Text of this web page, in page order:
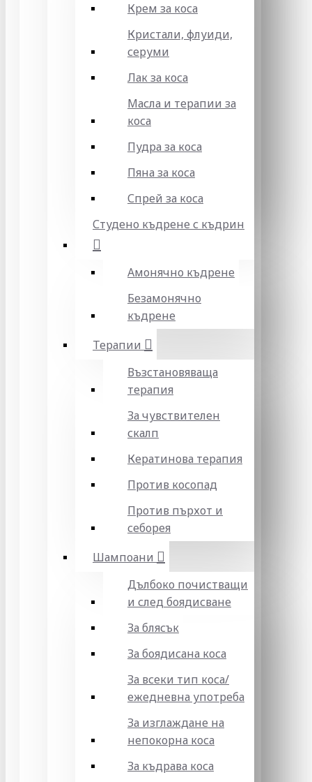
Крем за коса
Кристали, флуиди,
серуми
Лак за коса
Масла и терапии за
коса
Пудра за коса
Пяна за коса
Спрей за коса
Студено къдрене с къдрин
Амонячно къдрене
Безамонячно
къдрене
Терапии
Възстановяваща
терапия
За чувствителен
скалп
Кератинова терапия
Против косопад
Против пърхот и
себорея
Шампоани
Дълбоко почистващи
и след боядисване
За блясък
За боядисана коса
За всеки тип коса/
ежедневна употреба
За изглаждане на
непокорна коса
За къдрава коса